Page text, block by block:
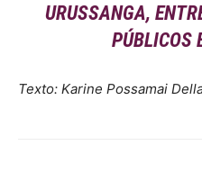
URUSSANGA,
PÚBLICOS
Texto: Karine Possamai